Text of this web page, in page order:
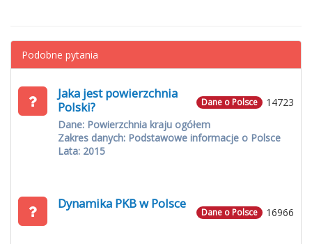
Podobne pytania
14723
Dane o Polsce
Jaka jest powierzchnia
Polski?
Dane: Powierzchnia kraju ogółem
Zakres danych: Podstawowe informacje o Polsce
Lata: 2015
16966
Dane o Polsce
Dynamika PKB w Polsce